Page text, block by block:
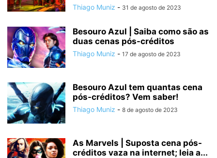
Thiago Muniz - 31 de agosto de 2023
Besouro Azul | Saiba como são as
duas cenas pós-créditos
Thiago Muniz - 17 de agosto de 2023
Besouro Azul tem quantas cena
pós-créditos? Vem saber!
Thiago Muniz - 8 de agosto de 2023
As Marvels | Suposta cena pós-
créditos vaza na internet; leia a...